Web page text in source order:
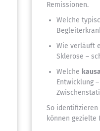
Remissionen.
Welche
Wie verläuft
Sklerose –
Welche
Entwicklung
So identifizieren
können